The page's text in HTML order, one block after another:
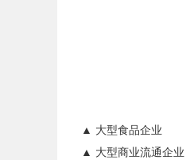
▲ 大型食品企业
▲ 大型商业流通企业